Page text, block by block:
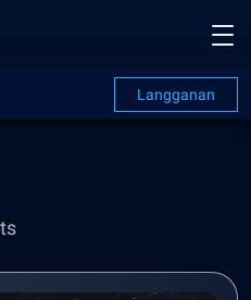
Langganan